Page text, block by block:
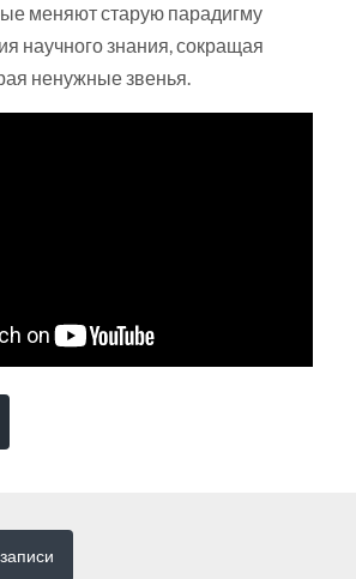
меняют старую парадигму
научного знания, сокращая
ненужные звенья.
записи